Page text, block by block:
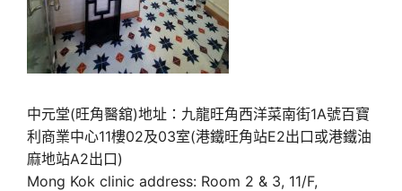
中元堂(旺角醫舘)地址：九龍旺角西洋菜南街1A號百寶
利商業中心11樓02及03室(港鐵旺角站E2出口或港鐵油
麻地站A2出口)
Mong Kok clinic address: Room 2 & 3, 11/F,